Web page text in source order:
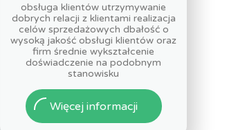
obsługa klientów utrzymywanie
dobrych relacji z klientami realizacja
celów sprzedażowych dbałość o
wysoką jakość obsługi klientów oraz
firm średnie wykształcenie
doświadczenie na podobnym
stanowisku
Więcej informacji